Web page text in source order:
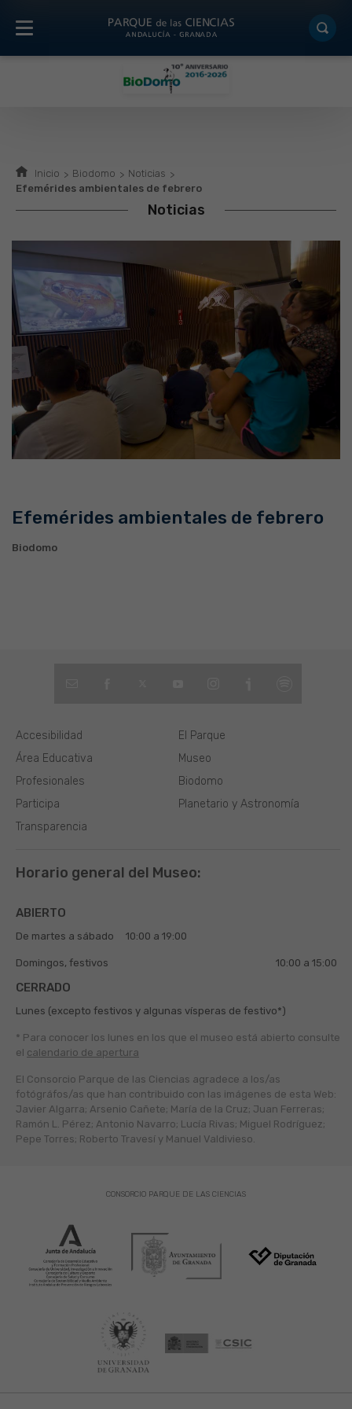
Inicio Biodomo
Noticias
Efemérides ambientales de febrero
Noticias
Efemérides ambientales de febrero
Biodomo
El Parque
Museo
Biodomo
Planetario y Astronomía
Área Educativa
Profesionales
Participa
Transparencia
Accesibilidad
Horario general del Museo:
ABIERTO
De martes a sábado 10:00 a 19:00
Domingos, festivos 10:00 a 15:00
CERRADO
Lunes (excepto festivos y algunas vísperas de festivo*)
* Para conocer los lunes en los que el museo está abierto consulte
el calendario de apertura
El Consorcio Parque de las Ciencias agradece a los/as
fotógráfos/as que han contribuido con las imágenes de esta Web:
Javier Algarra; Arsenio Cañete; María de la Cruz; Juan Ferreras;
Ramón L. Pérez; Antonio Navarro; Lucía Rivas; Miguel Rodríguez;
Pepe Torres; Roberto Travesí y Manuel Valdivieso.
CONSORCIO PARQUE DE LAS CIENCIAS